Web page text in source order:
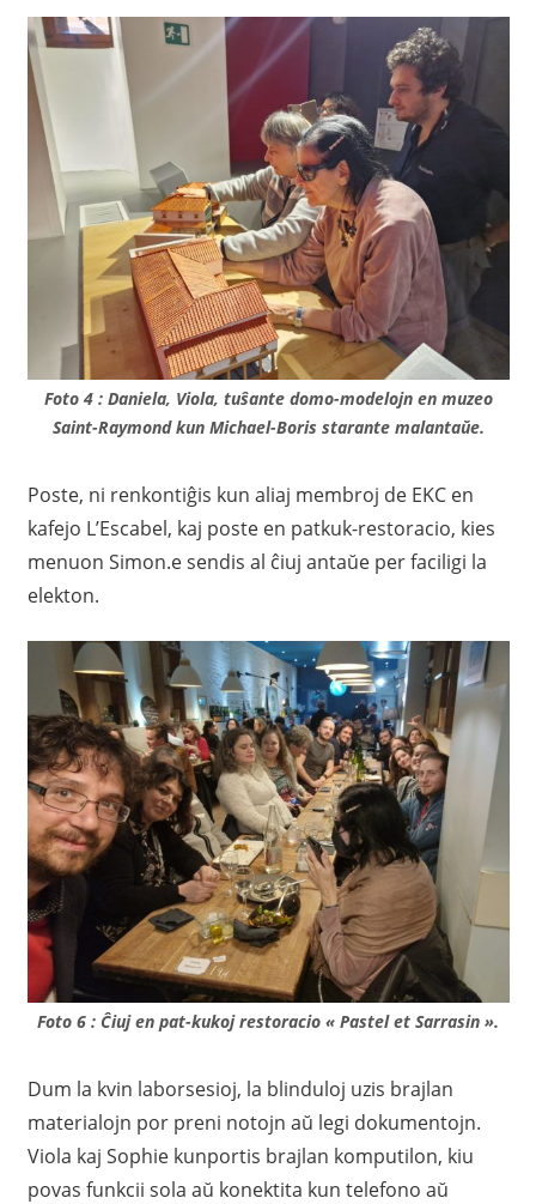
Foto 4 : Daniela, Viola, tuŝante domo-modelojn en muzeo
Saint-Raymond kun Michael-Boris starante malantaŭe.
Poste, ni renkontiĝis kun aliaj membroj de EKC en
kafejo L’Escabel, kaj poste en patkuk-restoracio, kies
menuon Simon.e sendis al ĉiuj antaŭe per faciligi la
elekton.
Foto 6 : Ĉiuj en pat-kukoj restoracio « Pastel et Sarrasin ».
Dum la kvin laborsesioj, la blinduloj uzis brajlan
materialojn por preni notojn aŭ legi dokumentojn.
Viola kaj Sophie kunportis brajlan komputilon, kiu
povas funkcii sola aŭ konektita kun telefono aŭ